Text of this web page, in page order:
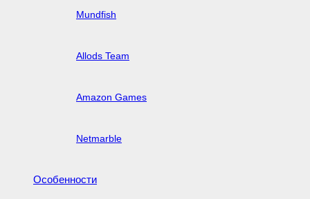
Mundfish
Allods Team
Amazon Games
Netmarble
Особенности